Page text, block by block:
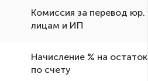
Комиссия за перевод юр.
лицам и ИП
Начисление % на остаток
по счету